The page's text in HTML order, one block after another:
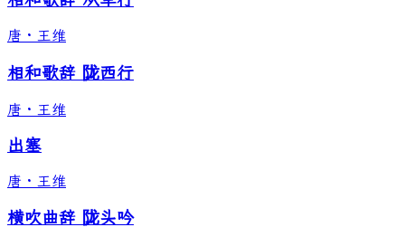
唐 · 王维
相和歌辞 陇西行
唐 · 王维
出塞
唐 · 王维
横吹曲辞 陇头吟